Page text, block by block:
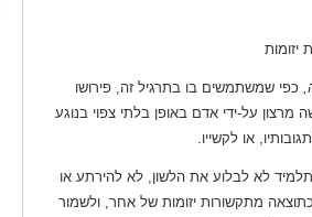
יזומות
כפי שמשתמשים בו בתרגיל זה, פירושו
מרצון על-ידי אדם באופן בלתי צפוי בנוגע
או לקשייו.
לא לבלוע את הלשון, לא להירתע או
מתקשורות יזומות של אחר, ולשמור